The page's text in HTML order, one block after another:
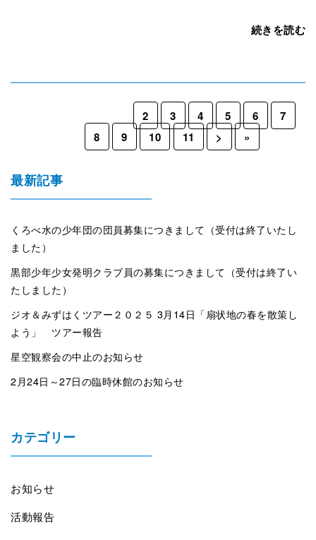
続きを読む
2 3 4 5 6
7
8
9 10 11 > »
最新記事
くろべ水の少年団の団員募集につきまして（受付は終了いたし
ました）
黒部少年少女発明クラブ員の募集につきまして（受付は終了い
たしました）
ジオ＆みずはくツアー２０２５ 3月14日「扇状地の春を散策し
よう」 ツアー報告
星空観察会の中止のお知らせ
2月24日～27日の臨時休館のお知らせ
カテゴリー
お知らせ
活動報告